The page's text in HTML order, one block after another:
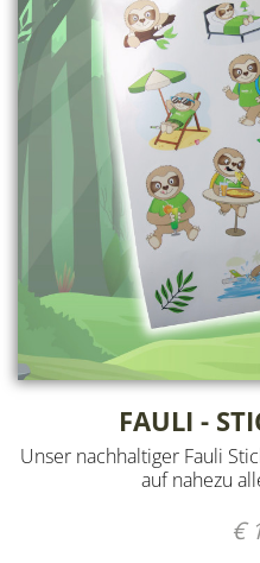
FAULI -
Unser nachhaltiger Fauli
auf nahezu
€